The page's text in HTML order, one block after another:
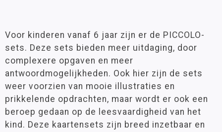
Voor kinderen vanaf 6 jaar zijn er de PICCOLO-
sets. Deze sets bieden meer uitdaging, door
complexere opgaven en meer
antwoordmogelijkheden. Ook hier zijn de sets
weer voorzien van mooie illustraties en
prikkelende opdrachten, maar wordt er ook een
beroep gedaan op de leesvaardigheid van het
kind. Deze kaartensets zijn breed inzetbaar en